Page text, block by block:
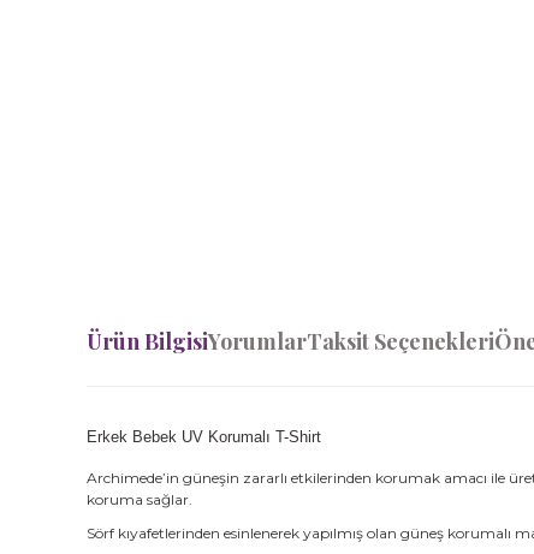
Ürün BilgisiYorumlarTaksit Seçenekleri
Erkek Bebek UV Korumalı T-Shirt
Archimede’in güneşin zararlı etkilerinden korumak amacı ile
koruma sağlar.
Sörf kıyafetlerinden esinlenerek yapılmış olan güneş